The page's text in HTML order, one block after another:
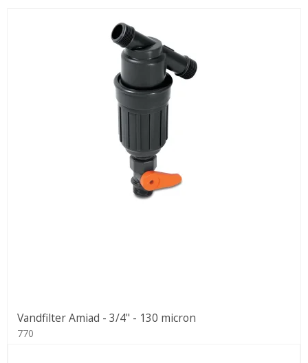
Vandfilter Amiad - 3/4" - 130 micron
770